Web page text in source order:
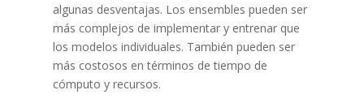
algunas desventajas. Los ensembles pueden ser
más complejos de implementar y entrenar que
los modelos individuales. También pueden ser
más costosos en términos de tiempo de
cómputo y recursos.